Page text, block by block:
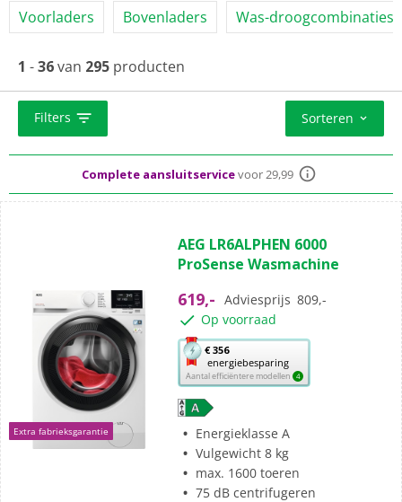
Voorladers Bovenladers Was-droogcombinaties
1 -36van 295 producten
Filters Sorteren
Standaardgratisthuisbezorgd vanaf 50,-
Al meer dan 50 jaar dé elektronicaspecialist
Complete aansluitservicevoor 29,99
Extra fabrieksgarantie
van
de
sterren.
150
beoordelingen
AEG LR6ALPHEN 6000
ProSense Wasmachine
619,- Adviesprijs 809,-
Op voorraad
€ 356
energiebesparing
Aantal efficiëntere modellen 4
Met
deze
knop
opent
Youreko’s
tool
voor
energiebesparing.
Energieklasse A
Vulgewicht 8 kg
max. 1600 toeren
75 dB centrifugeren